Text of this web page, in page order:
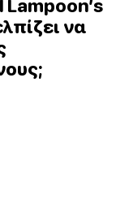
Lampoon’s
να